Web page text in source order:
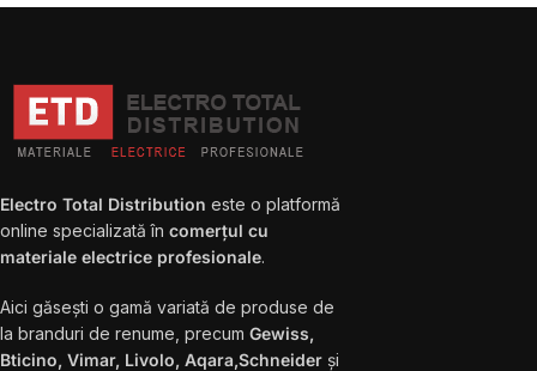
Electro Total Distribution este o platformă
online specializată în comerțul cu
materiale electrice profesionale.
Aici găsești o gamă variată de produse de
la branduri de renume, precum Gewiss,
Bticino, Vimar, Livolo, Aqara,Schneider și